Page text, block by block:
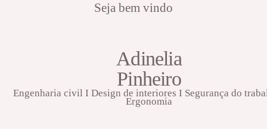
Seja bem vindo
Adinelia
Pinheiro
Engenharia civil I Design de interiores I Segurança do
Ergonomia